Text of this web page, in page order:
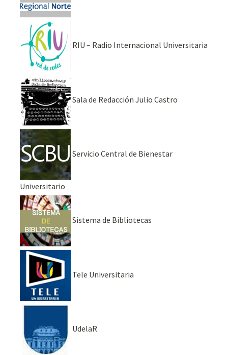
RIU – Radio Internacional Universitaria
Sala de Redacción Julio Castro
Servicio Central de Bienestar
Universitario
Sistema de Bibliotecas
Tele Universitaria
UdelaR